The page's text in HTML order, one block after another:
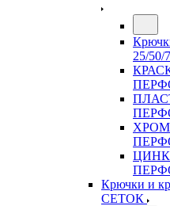
25/50/
ХРОМ
ЦИНК-
Крючки и
СЕТОК